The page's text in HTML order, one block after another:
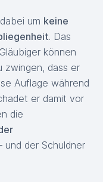
um keine
. Das
können
zwingen, dass er
Auflage während
er damit vor
die
und der Schuldner